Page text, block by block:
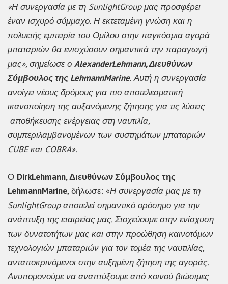
«Η συνεργασία με τη SunlightGroupμας προσφέρει
έναν ισχυρό σύμμαχο. Η εκτεταμένη γνώση και η
πολυετής εμπειρία του Ομίλου στην παγκόσμια αγορά
μπαταριών θα ενισχύσουν σημαντικά την παραγωγή
μας», σημείωσε ο AlexanderLehmann, Διευθύνων
Σύμβουλος της LehmannMarine. Αυτή η συνεργασία
ανοίγει νέους δρόμους για πιο αποτελεσματική
ικανοποίηση της αυξανόμενης ζήτησης για τις λύσεις
αποθήκευσης ενέργειας στη ναυτιλία,
συμπεριλαμβανομένων των συστημάτων μπαταριών
CUBEκαι COBRA».
Ο DirkLehmann, Διευθύνων Σύμβουλος της
LehmannMarine, δήλωσε: «Η συνεργασία μας με τη
SunlightGroupαποτελεί σημαντικό ορόσημο για την
ανάπτυξη της εταιρείας μας. Στοχεύουμε στην ενίσχυση
των δυνατοτήτων μας και στην προώθηση καινοτόμων
τεχνολογιών μπαταριών για τον τομέα της ναυτιλίας,
ανταποκρινόμενοι στην αυξημένη ζήτηση της αγοράς.
Ανυπομονούμε να αναπτύξουμε από κοινού βιώσιμες